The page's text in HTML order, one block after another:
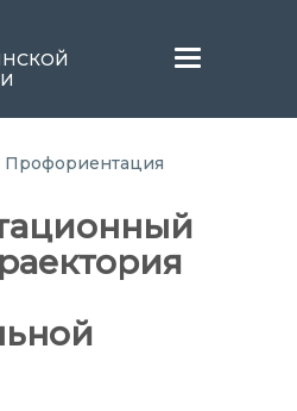
Меню
Профориентация